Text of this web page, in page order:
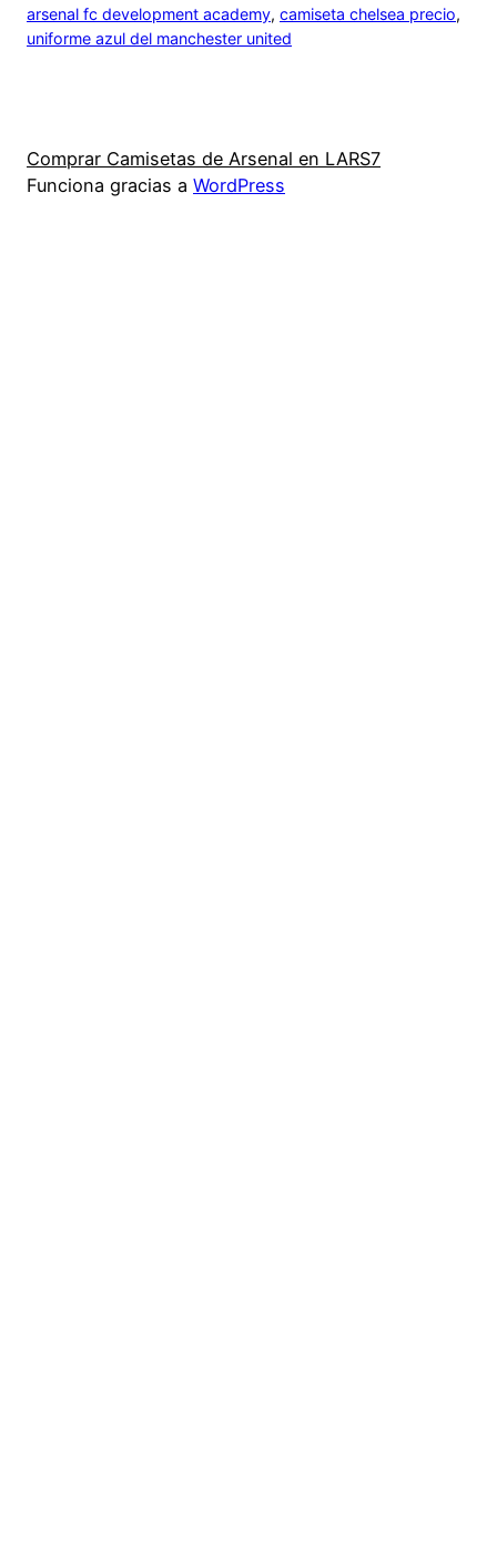
arsenal fc development academy, camiseta chelsea precio
uniforme azul del manchester united
Comprar Camisetas de Arsenal en LARS7
Funciona gracias a WordPress